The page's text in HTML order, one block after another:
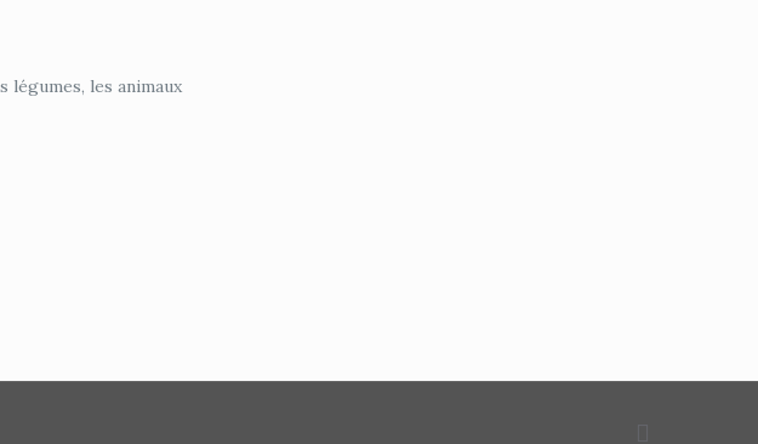
les animaux